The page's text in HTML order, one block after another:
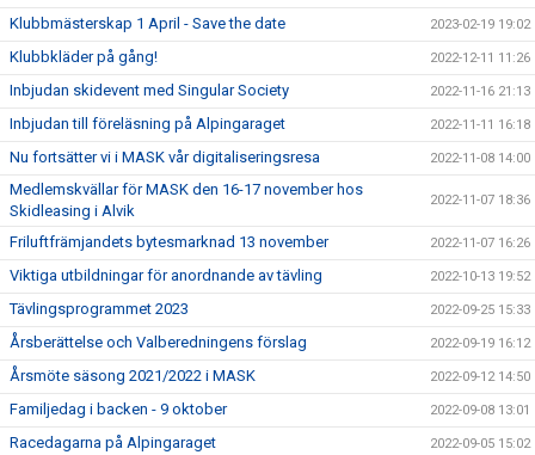
Klubbmästerskap 1 April - Save the date 2023-02-19 19:02
Klubbkläder på gång! 2022-12-11 11:26
Inbjudan skidevent med Singular Society 2022-11-16 21:13
Inbjudan till föreläsning på Alpingaraget 2022-11-11 16:18
Nu fortsätter vi i MASK vår digitaliseringsresa 2022-11-08 14:00
Medlemskvällar för MASK den 16-17 november hos
Skidleasing i Alvik
2022-11-07 18:36
Friluftfrämjandets bytesmarknad 13 november 2022-11-07 16:26
Viktiga utbildningar för anordnande av tävling 2022-10-13 19:52
Tävlingsprogrammet 2023 2022-09-25 15:33
Årsberättelse och Valberedningens förslag 2022-09-19 16:12
Årsmöte säsong 2021/2022 i MASK 2022-09-12 14:50
Familjedag i backen - 9 oktober 2022-09-08 13:01
Racedagarna på Alpingaraget 2022-09-05 15:02